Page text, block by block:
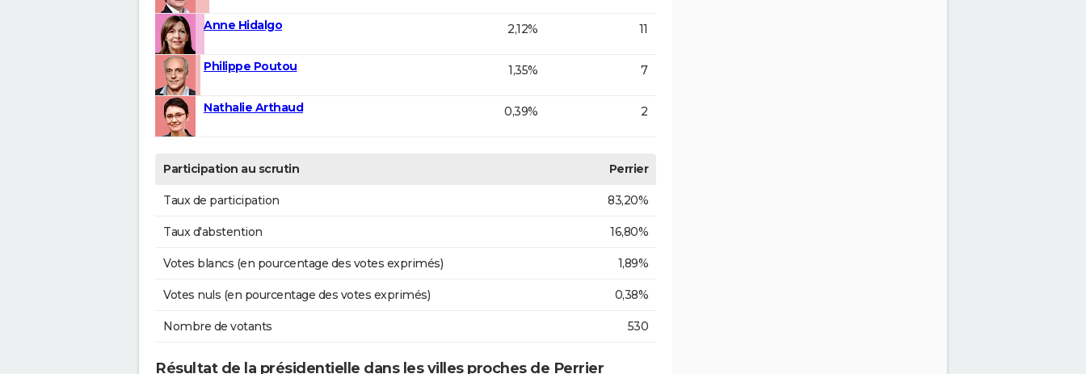
Anne Hidalgo 2,12% 11
Philippe Poutou 1,35% 7
Nathalie Arthaud 0,39% 2
Participation au scrutin Perrier
Taux de participation 83,20%
Taux d'abstention 16,80%
Votes blancs (en pourcentage des votes exprimés) 1,89%
Votes nuls (en pourcentage des votes exprimés) 0,38%
Nombre de votants 530
Résultat de la présidentielle dans les villes proches de Perrier